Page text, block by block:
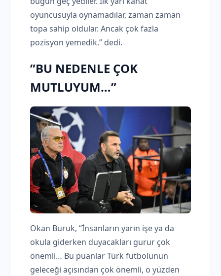
oyuncusuyla oynamadılar, zaman zaman
topa sahip oldular. Ancak çok fazla
pozisyon yemedik.” dedi.
”BU NEDENLE ÇOK
MUTLUYUM…”
Okan Buruk, “İnsanların yarın işe ya da
okula giderken duyacakları gurur çok
önemli… Bu puanlar Türk futbolunun
geleceği açısından çok önemli, o yüzden